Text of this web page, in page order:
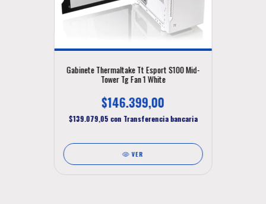
Gabinete Thermaltake Tt Esport S100 Mid-
Tower Tg Fan 1 White
$146.399,00
$139.079,05 con Transferencia bancaria
VER